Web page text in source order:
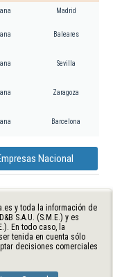
Madrid
Baleares
Sevilla
Zaragoza
Barcelona
Nacional
y toda la información de
S.A.U. (S.M.E.) y es
En todo caso, la
tenida en cuenta sólo
decisiones comerciales